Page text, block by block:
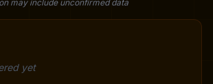
may include unconfirmed data
yet